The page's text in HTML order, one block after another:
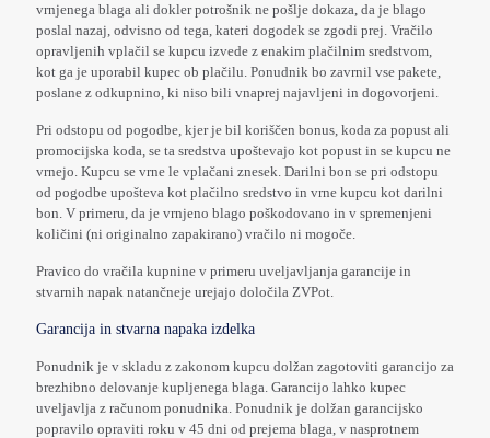
vrnjenega blaga ali dokler potrošnik ne pošlje dokaza, da je blago
poslal nazaj, odvisno od tega, kateri dogodek se zgodi prej. Vračilo
opravljenih vplačil se kupcu izvede z enakim plačilnim sredstvom,
kot ga je uporabil kupec ob plačilu. Ponudnik bo zavrnil vse pakete,
poslane z odkupnino, ki niso bili vnaprej najavljeni in dogovorjeni.
Pri odstopu od pogodbe, kjer je bil koriščen bonus, koda za popust ali
promocijska koda, se ta sredstva upoštevajo kot popust in se kupcu ne
vrnejo. Kupcu se vrne le vplačani znesek. Darilni bon se pri odstopu
od pogodbe upošteva kot plačilno sredstvo in vrne kupcu kot darilni
bon. V primeru, da je vrnjeno blago poškodovano in v spremenjeni
količini (ni originalno zapakirano) vračilo ni mogoče.
Pravico do vračila kupnine v primeru uveljavljanja garancije in
stvarnih napak natančneje urejajo določila ZVPot.
Garancija in stvarna napaka izdelka
Ponudnik je v skladu z zakonom kupcu dolžan zagotoviti garancijo za
brezhibno delovanje kupljenega blaga. Garancijo lahko kupec
uveljavlja z računom ponudnika. Ponudnik je dolžan garancijsko
popravilo opraviti roku v 45 dni od prejema blaga, v nasprotnem